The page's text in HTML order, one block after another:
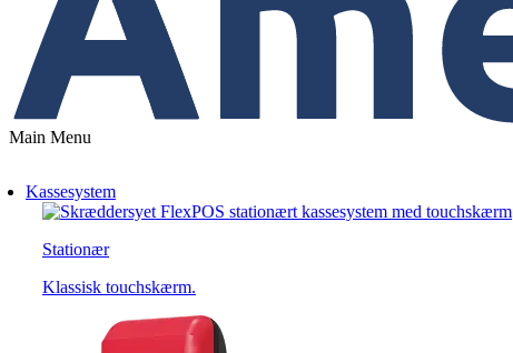
Main Menu
Kassesystem
Stationær
Klassisk touchskærm.